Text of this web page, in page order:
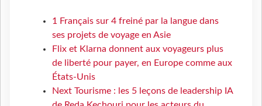
1 Français sur 4 freiné par la langue dans
ses projets de voyage en Asie
Flix et Klarna donnent aux voyageurs plus
de liberté pour payer, en Europe comme aux
États-Unis
Next Tourisme : les 5 leçons de leadership IA